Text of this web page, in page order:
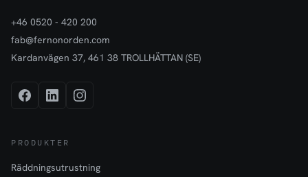
+46 0520 - 420 200
fab@fernonorden.com
Kardanvägen 37, 461 38 TROLLHÄTTAN (SE)
PRODUKTER
Räddningsutrustning